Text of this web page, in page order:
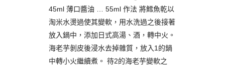
45ml 薄口醬油 … 55ml 作法 將鱈魚乾以
淘米水燙過使其變軟，用水洗過之後接著
放入鍋中，添加日式高湯、酒，轉中火。
海老芋剝皮後浸水去掉雜質，放入1的鍋
中轉小火繼續煮。 待2的海老芋變軟之